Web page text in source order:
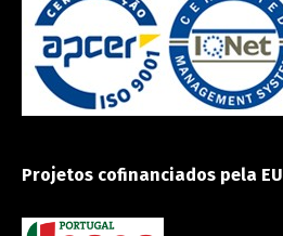
Projetos cofinanciados pela EU